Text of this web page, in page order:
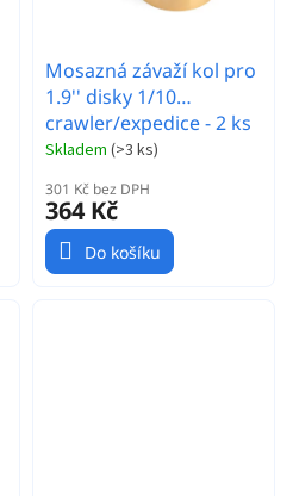
Mosazná závaží kol pro
1.9'' disky 1/10
crawler/expedice - 2 ks
Skladem (>3 ks)
301 Kč bez DPH
364 Kč
Do košíku